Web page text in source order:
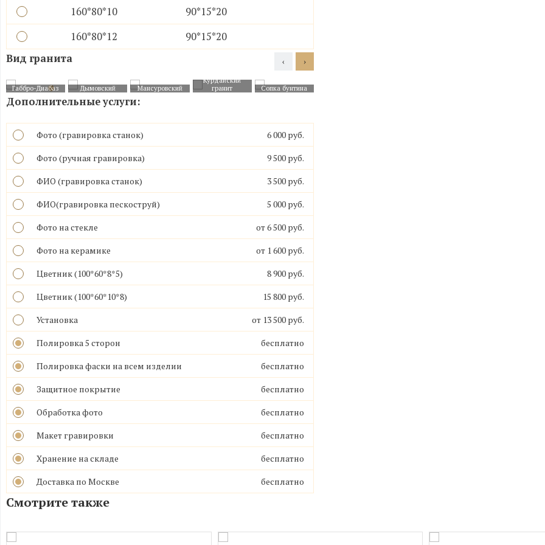
160*80*10
90*15*20
160*80*12
90*15*20
Вид гранита
Габбро-Диабаз Дымовский Мансуровский
Курдайский
гранит
Cопка бунтина
‹ ›
Дополнительные услуги:
Фото (гравировка станок)
6 000 руб.
Фото (ручная гравировка)
9 500 руб.
ФИО (гравировка станок)
3 500 руб.
ФИО(гравировка пескоструй)
5 000 руб.
Фото на стекле
от 6 500 руб.
Фото на керамике
от 1 600 руб.
Цветник (100*60*8*5)
8 900 руб.
Цветник (100*60*10*8)
15 800 руб.
Установка
от 13 500 руб.
Полировка 5 сторон
бесплатно
Полировка фаски на всем изделии
бесплатно
Защитное покрытие
бесплатно
Обработка фото
бесплатно
Макет гравировки
бесплатно
Хранение на складе
бесплатно
Доставка по Москве
бесплатно
Смотрите также